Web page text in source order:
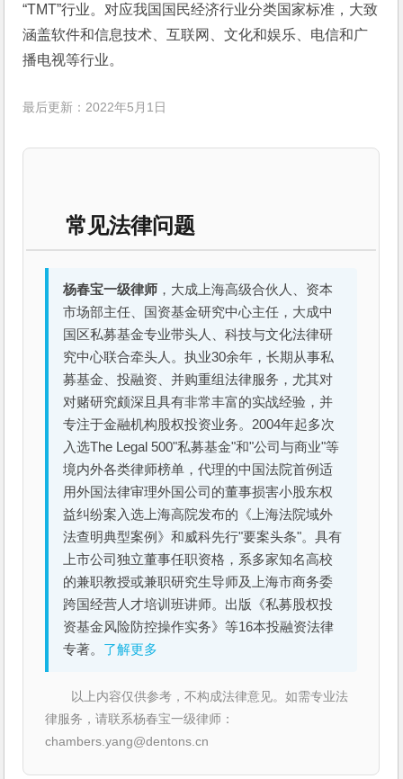
“TMT”行业。对应我国国民经济行业分类国家标准，大致
涵盖软件和信息技术、互联网、文化和娱乐、电信和广
播电视等行业。
最后更新：2022年5月1日
常见法律问题
杨春宝一级律师 ，大成上海高级合伙人、资本
市场部主任、国资基金研究中心主任，大成中
国区私募基金专业带头人、科技与文化法律研
究中心联合牵头人。执业30余年，长期从事私
募基金、投融资、并购重组法律服务，尤其对
对赌研究颇深且具有非常丰富的实战经验，并
专注于金融机构股权投资业务。2004年起多次
入选The Legal 500"私募基金"和"公司与商业"等
境内外各类律师榜单，代理的中国法院首例适
用外国法律审理外国公司的董事损害小股东权
益纠纷案入选上海高院发布的《上海法院域外
法查明典型案例》和威科先行"要案头条"。具有
上市公司独立董事任职资格，系多家知名高校
的兼职教授或兼职研究生导师及上海市商务委
跨国经营人才培训班讲师。出版《私募股权投
资基金风险防控操作实务》等16本投融资法律
专著。 了解更多
以上内容仅供参考，不构成法律意见。如需专业法
律服务，请联系杨春宝一级律师：
chambers.yang@dentons.cn